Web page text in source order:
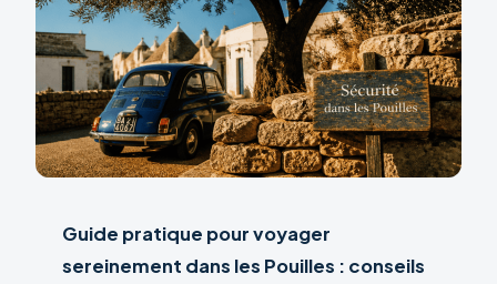
Guide pratique pour voyager
sereinement dans les Pouilles : conseils